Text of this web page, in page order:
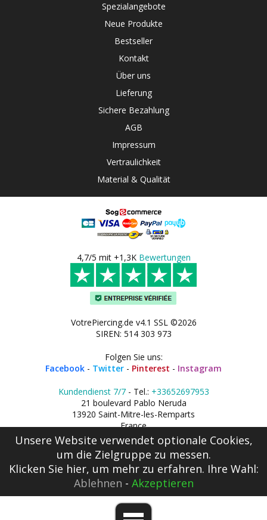
Spezialangebote
Neue Produkte
Bestseller
Kontakt
Über uns
Lieferung
Sichere Bezahlung
AGB
Impressum
Vertraulichkeit
Material & Qualität
4,7/5 mit +1,3K Bewertungen
VotrePiercing.de v4.1 SSL ©2026
SIREN: 514 303 973
Folgen Sie uns:
Facebook - Twitter - Pinterest - Instagram
Kundendienst 7/7- Tel.: +33652697953
21 boulevard Pablo Neruda
13920 Saint-Mitre-les-Remparts
France
Unsere Website verwendet optionale Cookies,
um die Zielgruppe zu messen.
Klicken Sie hier, um mehr zu erfahren. Ihre Wahl:
Ablehnen - Akzeptieren